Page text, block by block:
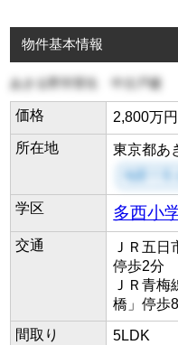
物件基本情報
あきる野市菅生 中古戸建
価格
2,800万円
所在地
東京都あ
学区 多西小
交通
ＪＲ五
停歩2分
ＪＲ青
橋」停歩
間取り
5LDK